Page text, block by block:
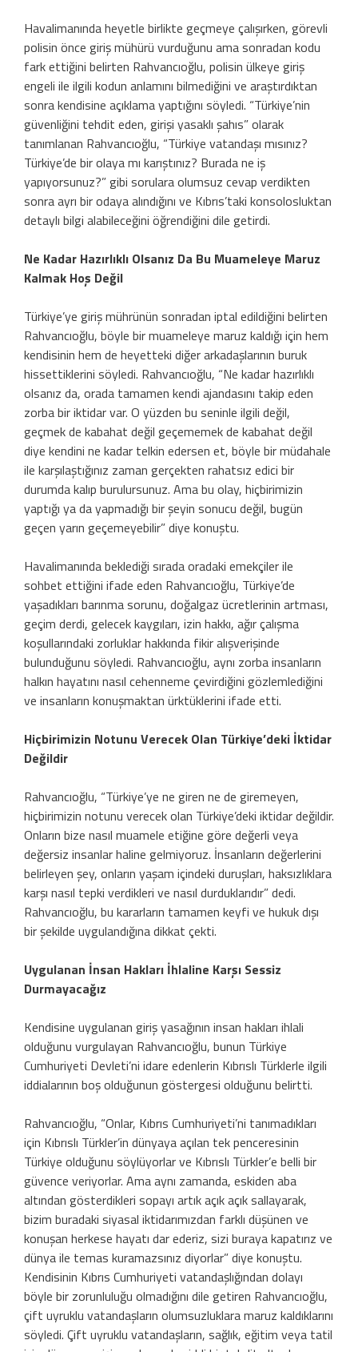
Havalimanında heyetle birlikte geçmeye çalışırken, görevli
polisin önce giriş mühürü vurduğunu ama sonradan kodu
fark ettiğini belirten Rahvancıoğlu, polisin ülkeye giriş
engeli ile ilgili kodun anlamını bilmediğini ve araştırdıktan
sonra kendisine açıklama yaptığını söyledi. “Türkiye’nin
güvenliğini tehdit eden, girişi yasaklı şahıs” olarak
tanımlanan Rahvancıoğlu, “Türkiye vatandaşı mısınız?
Türkiye’de bir olaya mı karıştınız? Burada ne iş
yapıyorsunuz?” gibi sorulara olumsuz cevap verdikten
sonra ayrı bir odaya alındığını ve Kıbrıs’taki konsolosluktan
detaylı bilgi alabileceğini öğrendiğini dile getirdi.
Ne Kadar Hazırlıklı Olsanız Da Bu Muameleye Maruz
Kalmak Hoş Değil
Türkiye’ye giriş mührünün sonradan iptal edildiğini belirten
Rahvancıoğlu, böyle bir muameleye maruz kaldığı için hem
kendisinin hem de heyetteki diğer arkadaşlarının buruk
hissettiklerini söyledi. Rahvancıoğlu, “Ne kadar hazırlıklı
olsanız da, orada tamamen kendi ajandasını takip eden
zorba bir iktidar var. O yüzden bu seninle ilgili değil,
geçmek de kabahat değil geçememek de kabahat değil
diye kendini ne kadar telkin edersen et, böyle bir müdahale
ile karşılaştığınız zaman gerçekten rahatsız edici bir
durumda kalıp burulursunuz. Ama bu olay, hiçbirimizin
yaptığı ya da yapmadığı bir şeyin sonucu değil, bugün
geçen yarın geçemeyebilir” diye konuştu.
Havalimanında beklediği sırada oradaki emekçiler ile
sohbet ettiğini ifade eden Rahvancıoğlu, Türkiye’de
yaşadıkları barınma sorunu, doğalgaz ücretlerinin artması,
geçim derdi, gelecek kaygıları, izin hakkı, ağır çalışma
koşullarındaki zorluklar hakkında fikir alışverişinde
bulunduğunu söyledi. Rahvancıoğlu, aynı zorba insanların
halkın hayatını nasıl cehenneme çevirdiğini gözlemlediğini
ve insanların konuşmaktan ürktüklerini ifade etti.
Hiçbirimizin Notunu Verecek Olan Türkiye’deki İktidar
Değildir
Rahvancıoğlu, “Türkiye’ye ne giren ne de giremeyen,
hiçbirimizin notunu verecek olan Türkiye’deki iktidar değildir.
Onların bize nasıl muamele etiğine göre değerli veya
değersiz insanlar haline gelmiyoruz. İnsanların değerlerini
belirleyen şey, onların yaşam içindeki duruşları, haksızlıklara
karşı nasıl tepki verdikleri ve nasıl durduklarıdır” dedi.
Rahvancıoğlu, bu kararların tamamen keyfi ve hukuk dışı
bir şekilde uygulandığına dikkat çekti.
Uygulanan İnsan Hakları İhlaline Karşı Sessiz
Durmayacağız
Kendisine uygulanan giriş yasağının insan hakları ihlali
olduğunu vurgulayan Rahvancıoğlu, bunun Türkiye
Cumhuriyeti Devleti’ni idare edenlerin Kıbrıslı Türklerle ilgili
iddialarının boş olduğunun göstergesi olduğunu belirtti.
Rahvancıoğlu, “Onlar, Kıbrıs Cumhuriyeti’ni tanımadıkları
için Kıbrıslı Türkler’in dünyaya açılan tek penceresinin
Türkiye olduğunu söylüyorlar ve Kıbrıslı Türkler’e belli bir
güvence veriyorlar. Ama aynı zamanda, eskiden aba
altından gösterdikleri sopayı artık açık açık sallayarak,
bizim buradaki siyasal iktidarımızdan farklı düşünen ve
konuşan herkese hayatı dar ederiz, sizi buraya kapatırız ve
dünya ile temas kuramazsınız diyorlar” diye konuştu.
Kendisinin Kıbrıs Cumhuriyeti vatandaşlığından dolayı
böyle bir zorunluluğu olmadığını dile getiren Rahvancıoğlu,
çift uyruklu vatandaşların olumsuzluklara maruz kaldıklarını
söyledi. Çift uyruklu vatandaşların, sağlık, eğitim veya tatil